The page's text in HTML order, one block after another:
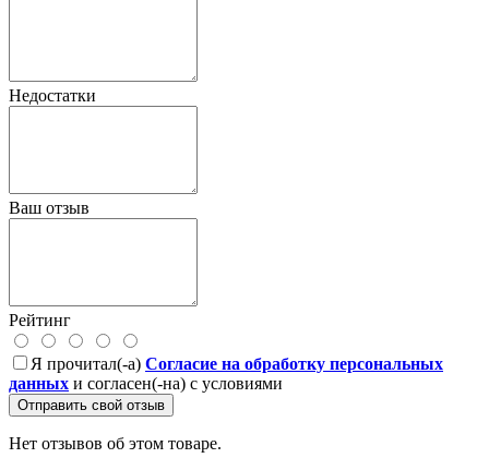
Недостатки
Ваш отзыв
Рейтинг
Я прочитал(-а) Согласие на обработку персональных
данных и согласен(-на) с условиями
Отправить свой отзыв
Нет отзывов об этом товаре.